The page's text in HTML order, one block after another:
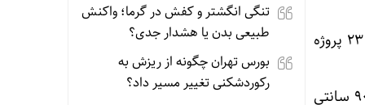
بهروز حیدرزاده مجموع پروژه های نیمه تمام استان را ۹۷ مورد عنوان کرد و افزود: از این تعداد ۲۳ پروژه
مدیرکل ورزش و جوانان ایلام گفت: سرانه ورزشی استان با افتتاح پروژه ها ی دهه فجر به حدود ۹۰ سانتی
تنگی انگشتر و کفش در گرما؛ واکنش
طبیعی بدن یا هشدار جدی؟
بورس تهران چگونه از ریزش به
رکوردشکنی تغییر مسیر داد؟